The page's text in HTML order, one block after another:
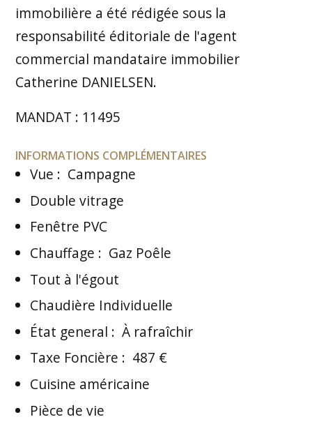
immobilière a été rédigée sous la
responsabilité éditoriale de l'agent
commercial mandataire immobilier
Catherine DANIELSEN.
MANDAT : 11495
INFORMATIONS COMPLÉMENTAIRES
Vue : Campagne
Double vitrage
Fenêtre PVC
Chauffage : Gaz Poêle
Tout à l'égout
Chaudière Individuelle
État general :À rafraîchir
Taxe Foncière : 487 €
Cuisine américaine
Pièce de vie